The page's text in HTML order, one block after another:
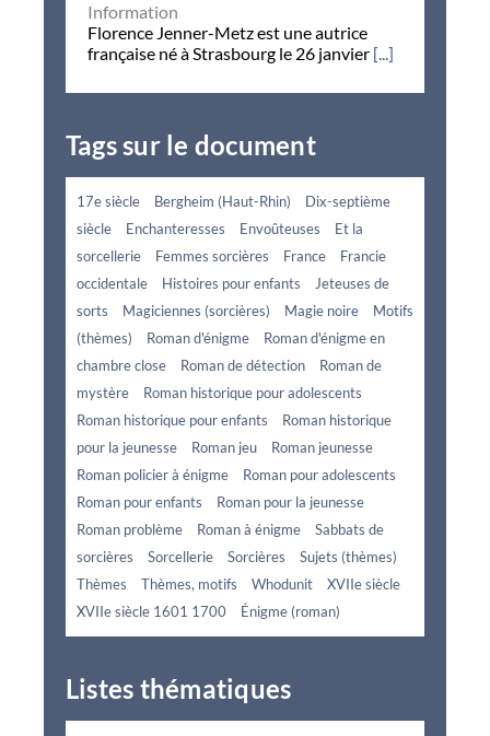
Information
Florence Jenner-Metz est une autrice
française né à Strasbourg le 26 janvier [...]
Tags sur le document
17e siècle Bergheim (Haut-Rhin)
Dix-septième
siècle
Enchanteresses Envoûteuses
Et la
sorcellerie
Femmes sorcières France
Francie
occidentale
Histoires pour enfants
Jeteuses de
sorts
Magiciennes (sorcières) Magie noire
Motifs
(thèmes)
Roman d'énigme
Roman d'énigme en
chambre close
Roman de détection
Roman de
mystère
Roman historique pour adolescents
Roman historique pour enfants
Roman historique
pour la jeunesse
Roman jeu
Roman jeunesse
Roman policier à énigme
Roman pour adolescents
Roman pour enfants
Roman pour la jeunesse
Roman problème
Roman à énigme
Sabbats de
sorcières
Sorcellerie Sorcières
Sujets (thèmes)
Thèmes
Thèmes, motifs Whodunit
XVIIe siècle
XVIIe siècle 1601 1700
Énigme (roman)
Listes thématiques